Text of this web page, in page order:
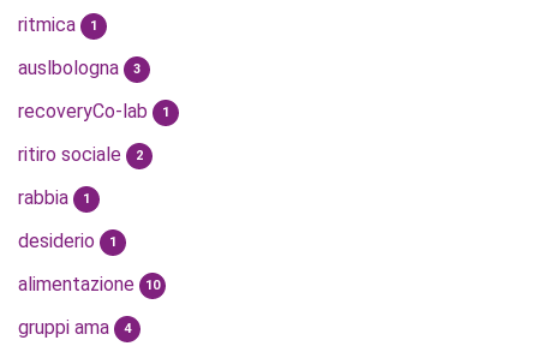
ritmica 1
auslbologna 3
recoveryCo-lab 1
ritiro sociale 2
rabbia 1
desiderio 1
alimentazione 10
gruppi ama 4